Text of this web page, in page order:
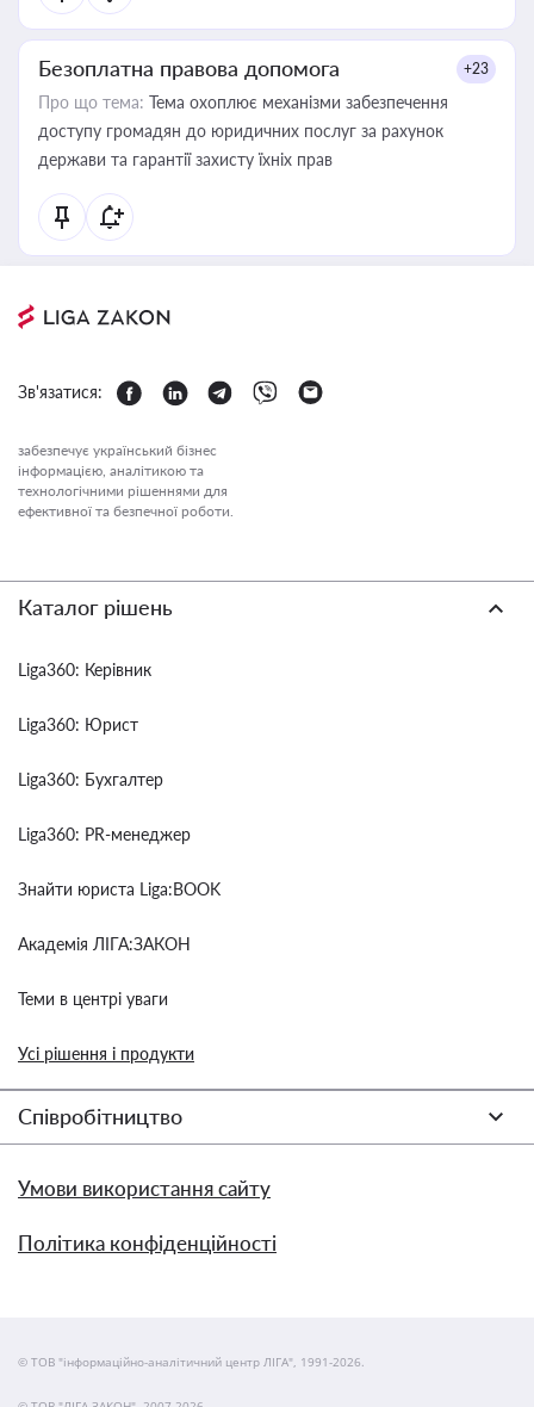
Безоплатна правова допомога +23
Про що тема: Тема охоплює механізми забезпечення
доступу громадян до юридичних послуг за рахунок
держави та гарантії захисту їхніх прав
Зв'язатися:
забезпечує український бізнес
інформацією, аналітикою та
технологічними рішеннями для
ефективної та безпечної роботи.
Каталог рішень
Liga360: Керівник
Liga360: Юрист
Liga360: Бухгалтер
Liga360: PR-менеджер
Знайти юриста Liga:BOOK
Академія ЛІГА:ЗАКОН
Теми в центрі уваги
Усі рішення і продукти
Співробітництво
Умови використання сайту
Політика конфіденційності
© ТОВ "інформаційно-аналітичний центр ЛІГА", 1991-2026.